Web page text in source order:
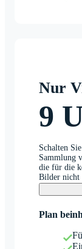
Nur
9
Schalten
Sammlung
die für die
Bilder nicht
Plan